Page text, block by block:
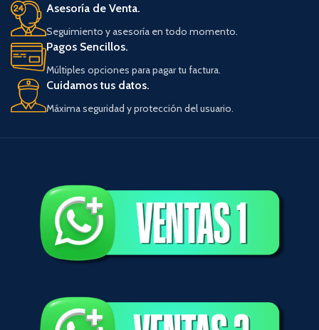
Asesoría de Venta.
Seguimiento y asesoría en todo momento.
Pagos Sencillos.
Múltiples opciones para pagar tu factura.
Cuidamos tus datos.
Máxima seguridad y protección del usuario.